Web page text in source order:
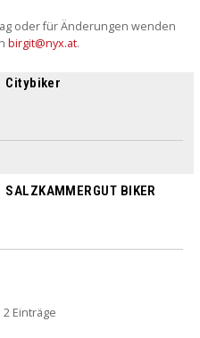
oder für Änderungen wenden
birgit@nyx.at.
Citybiker
SALZKAMMERGUT BIKER
Einträge